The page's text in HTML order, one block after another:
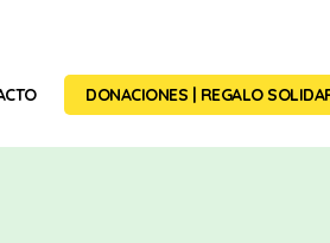
DONACIONES | REGALO